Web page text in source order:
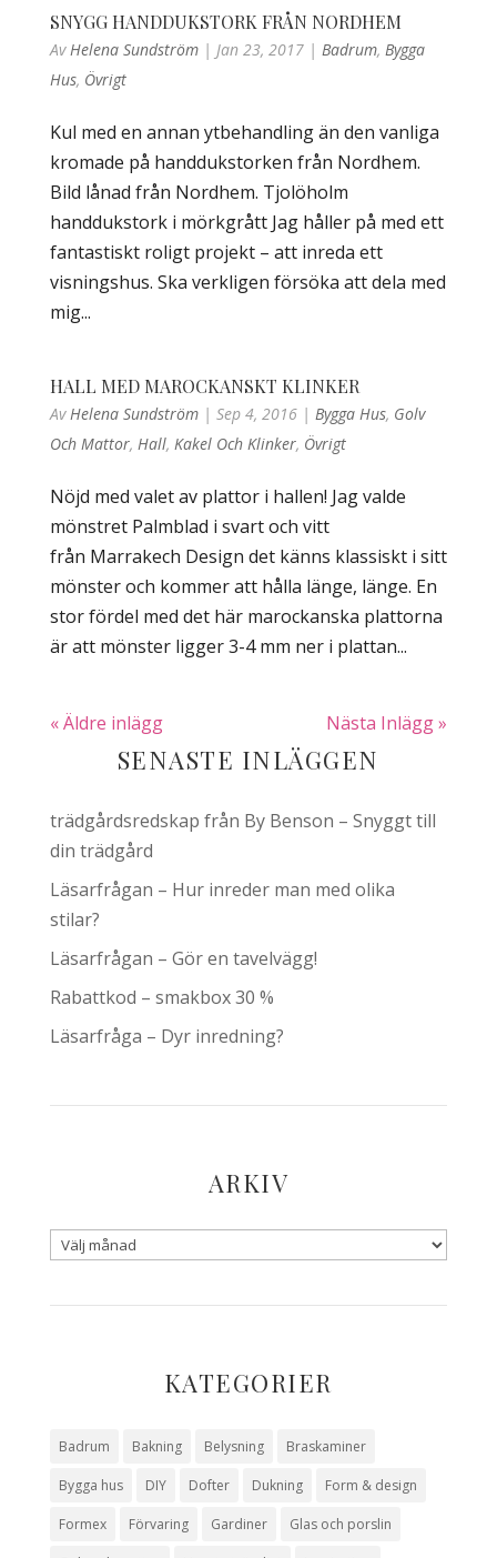
SNYGG HANDDUKSTORK FRÅN NORDHEM
AvHelena Sundström| Jan 23, 2017| Badrum, Bygga
Hus, Övrigt
Kul med en annan ytbehandling än den vanliga
kromade på handdukstorken från Nordhem.
Bild lånad från Nordhem. Tjolöholm
handdukstork i mörkgrått Jag håller på med ett
fantastiskt roligt projekt – att inreda ett
visningshus. Ska verkligen försöka att dela med
mig...
HALL MED MAROCKANSKT KLINKER
AvHelena Sundström| Sep 4, 2016| Bygga Hus, Golv
Och Mattor, Hall, Kakel Och Klinker, Övrigt
Nöjd med valet av plattor i hallen! Jag valde
mönstret Palmblad i svart och vitt
från Marrakech Design det känns klassiskt i sitt
mönster och kommer att hålla länge, länge. En
stor fördel med det här marockanska plattorna
är att mönster ligger 3-4 mm ner i plattan...
« Äldre inlägg Nästa Inlägg »
SENASTE INLÄGGEN
trädgårdsredskap från By Benson – Snyggt till
din trädgård
Läsarfrågan – Hur inreder man med olika
stilar?
Läsarfrågan – Gör en tavelvägg!
Rabattkod – smakbox 30 %
Läsarfråga – Dyr inredning?
ARKIV
KATEGORIER
Badrum Bakning Belysning Braskaminer
Bygga hus DIY Dofter Dukning Form & design
Formex Förvaring Gardiner Glas och porslin